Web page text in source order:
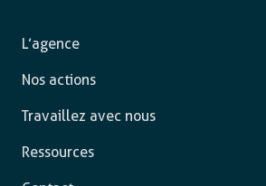
L’agence
Nos actions
Travaillez avec nous
Ressources